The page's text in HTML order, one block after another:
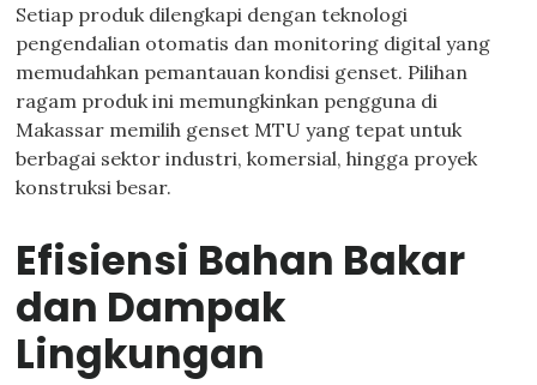
Setiap produk dilengkapi dengan teknologi
pengendalian otomatis dan monitoring digital yang
memudahkan pemantauan kondisi genset. Pilihan
ragam produk ini memungkinkan pengguna di
Makassar memilih genset MTU yang tepat untuk
berbagai sektor industri, komersial, hingga proyek
konstruksi besar.
Efisiensi Bahan Bakar
dan Dampak
Lingkungan